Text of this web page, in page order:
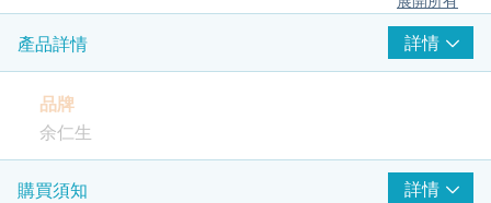
產品詳情 詳情
品牌
余仁生
包裝
購買須知 詳情